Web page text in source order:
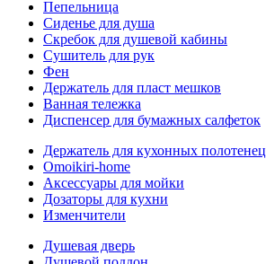
Пепельница
Сиденье для душа
Скребок для душевой кабины
Сушитель для рук
Фен
Держатель для пласт мешков
Ванная тележка
Диспенсер для бумажных салфеток
Держатель для кухонных полотенец
Omoikiri-home
Аксессуары для мойки
Дозаторы для кухни
Изменчители
Душевая дверь